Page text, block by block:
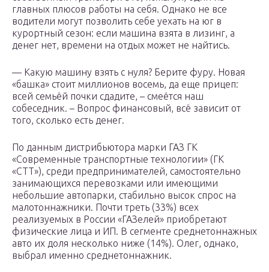
главных плюсов работы на себя. Однако не все
водители могут позволить себе уехать на юг в
курортный сезон: если машина взята в лизинг, а
денег нет, времени на отдых может не найтись.
— Какую машину взять с нуля? Берите фуру. Новая
«башка» стоит миллионов восемь, да еще прицеп:
всей семьёй почки сдадите, – смеётся наш
собеседник. – Вопрос финансовый, всё зависит от
того, сколько есть денег.
По данным дистрибьютора марки ГАЗ ГК
«Современные транспортные технологии» (ГК
«СТТ»), среди предпринимателей, самостоятельно
занимающихся перевозками или имеющими
небольшие автопарки, стабильно высок спрос на
малотоннажники. Почти треть (33%) всех
реализуемых в России «ГАЗелей» приобретают
физические лица и ИП. В сегменте среднетоннажных
авто их доля несколько ниже (14%). Олег, однако,
выбрал именно среднетоннажник.